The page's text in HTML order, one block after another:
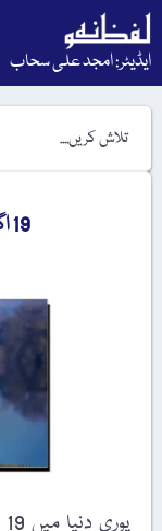
ایڈیٹر: امجد علی سحاب
19 اگست، فوٹو گرافی کا عالمی دن